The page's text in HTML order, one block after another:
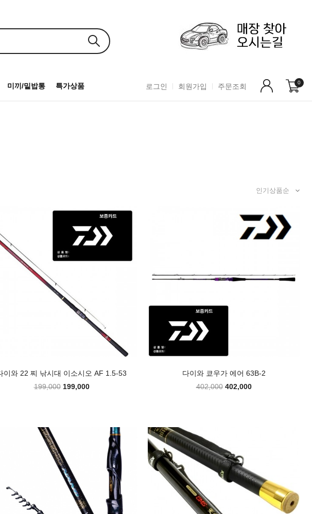
미끼/밑밥통 특가상품 로그인 회원가입 주문조회 0
이와 22 찌 낚시대 이소시오 AF 1.5-53
199,000 199,000
다이와 쿄우가 에어 63B-2
402,000 402,000